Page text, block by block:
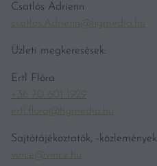
Csatlós Adrienn
csatlos.Adrienn@hgmedia.hu
Üzleti megkeresések:
Ertl Flóra
+36 70 601 1929
ertl.flora@hgmedia.hu
Sajtótájékoztatók, -közlemények
vince@vince.hu